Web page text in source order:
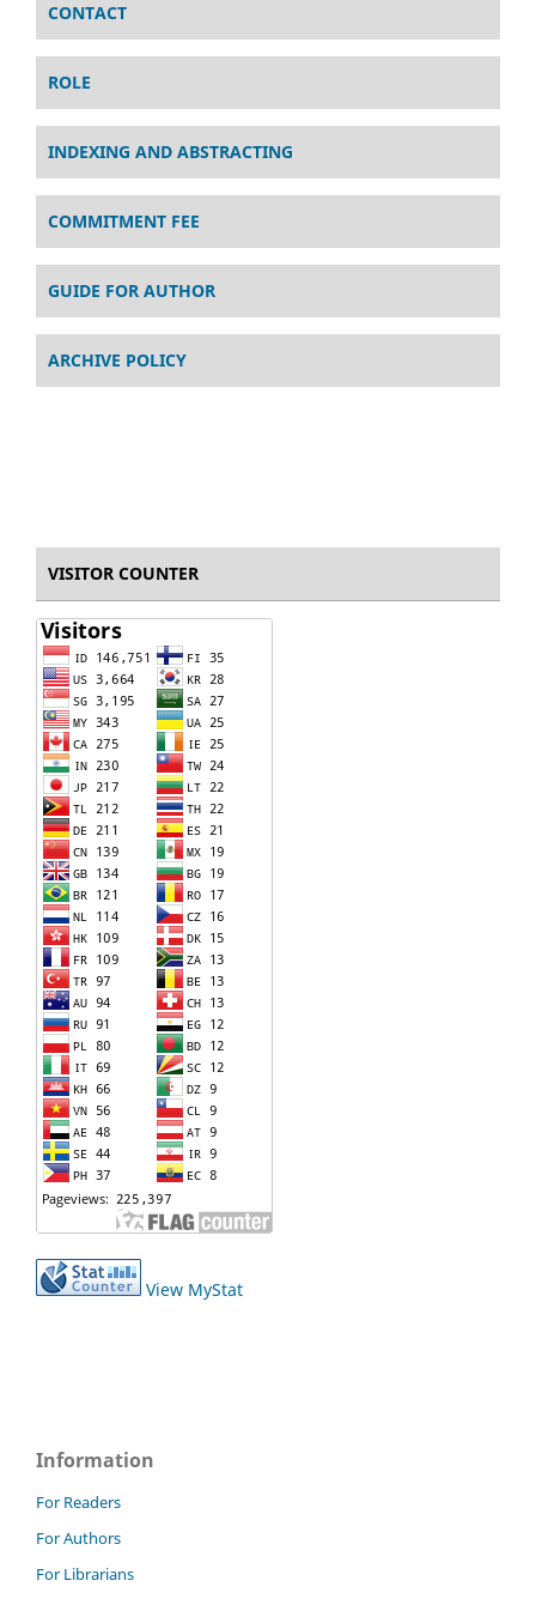
CONTACT
ROLE
INDEXING AND ABSTRACTING
COMMITMENT FEE
GUIDE FOR AUTHOR
ARCHIVE POLICY
VISITOR COUNTER
View MyStat
Information
For Readers
For Authors
For Librarians